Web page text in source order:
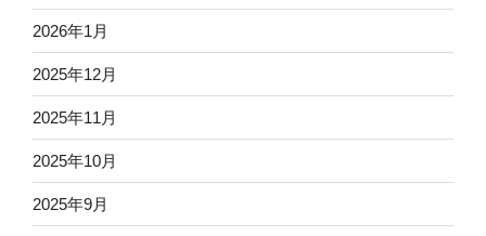
2026年1月
2025年12月
2025年11月
2025年10月
2025年9月